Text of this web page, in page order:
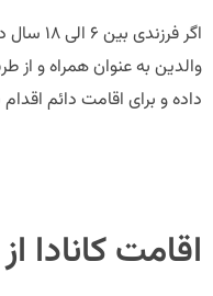
اگر
والدین به عنوان همراه و از
داده و برای اقامت دائم اقدام
اقامت